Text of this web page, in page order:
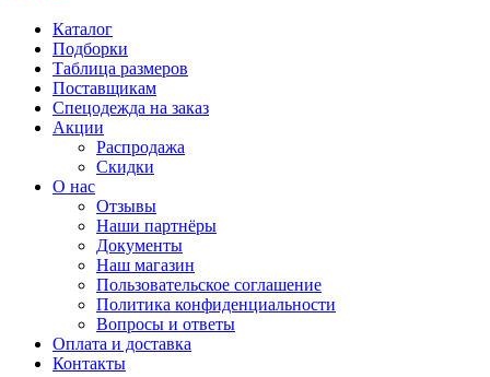
Каталог
Подборки
Таблица размеров
Поставщикам
Спецодежда на заказ
Акции
Распродажа
Скидки
О нас
Отзывы
Наши партнёры
Документы
Наш магазин
Пользовательское соглашение
Политика конфиденциальности
Вопросы и ответы
Оплата и доставка
Контакты